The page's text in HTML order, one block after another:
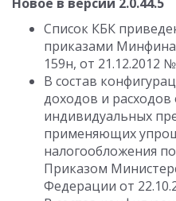
Список КБК
приказами Минфина
159н, от 21.12.2012
В состав
доходов и расходов
индивидуальных
применяющих
налогообложения
Приказом
Федерации от